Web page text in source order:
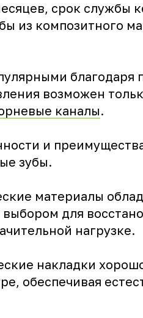
срок службы
из композитного
благодаря
возможен
каналы.
и
зубы.
материалы
для
нагрузке.
накладки
обеспечивая